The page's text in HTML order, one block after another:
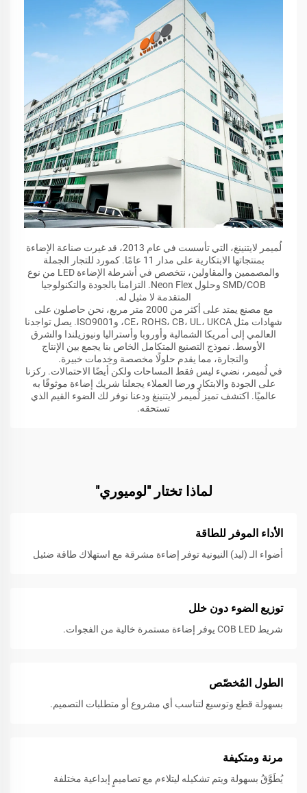
لُميمر لايتنينغ، التي تأسست في عام 2013، قد غيرت صناعة الإضاءة
بمنتجاتها الابتكارية على مدار 11 عامًا. كمورد للتجار الجملة
والمصممين والمقاولين، نتخصص في أشرطة الإضاءة LED من نوع
SMD/COB وحلول Neon Flex. التزامنا بالجودة والتكنولوجيا
المتقدمة لا مثيل له.
مع مصنع يمتد على أكثر من 2000 متر مربع، نحن حاصلون على
شهادات مثل CE، ROHS، CB، UL، UKCA، وISO9001. يصل تواجدنا
العالمي إلى أمريكا الشمالية وأوروبا وأستراليا ونيوزيلندا والشرق
الأوسط. نموذج التصنيع المتكامل الخاص بنا يجمع بين الإنتاج
والتجارة، مما يقدم حلولًا مخصصة وخِدمات خبيرة.
في لُميمر، نضيء ليس فقط المساحات ولكن أيضًا الاحتمالات. ركزنا
على الجودة والابتكار ورضا العملاء يجعلنا شريك إضاءة موثوقًا به
عالميًا. اكتشف تميز لُميمر لايتنينغ ودعنا نوفر لك الضوء القيم الذي
تستحقه.
لماذا تختار "لوميوري"
الأداء الموفر للطاقة
أضواء الـ (ليد) النيونية توفر إضاءة مشرقة مع استهلاك طاقة ضئيل
توزيع الضوء دون خلل
شريط COB LED يوفر إضاءة مستمرة خالية من الفجوات.
الطول المُخصّص
بسهولة قطع وتوسيع لتناسب أي مشروع أو متطلبات التصميم.
مرنة ومتكيفة
يُطَوَّقُ بسهولة ويتم تشكيله ليتلاءم مع تصاميمٍ إبداعية مختلفة